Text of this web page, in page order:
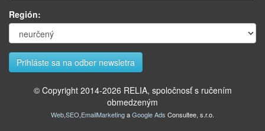
Región:
© Copyright 2014-2026 RELIA, spoločnosť s ručením
obmedzeným
Web,SEO,EmailMarketingaGoogle Ads Consultee, s.r.o.